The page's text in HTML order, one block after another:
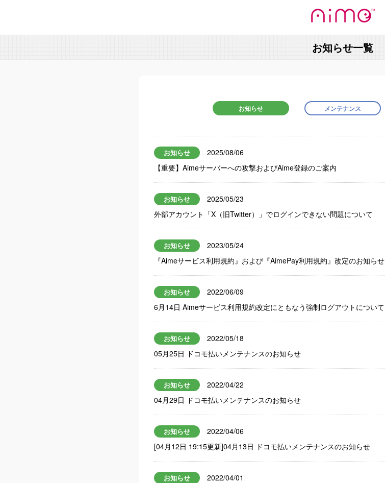
お知らせ一覧
お知らせ メンテナンス
お知らせ
2025/08/06
【重要】Aimeサーバーへの攻撃およびAime登録のご案内
お知らせ
2025/05/23
外部アカウント「X（旧Twitter）」でログインできない問題について
お知らせ
2023/05/24
『Aimeサービス利用規約』および『AimePay利用規約』改定のお知らせ
お知らせ
2022/06/09
6月14日 Aimeサービス利用規約改定にともなう強制ログアウトについて
お知らせ
2022/05/18
05月25日 ドコモ払いメンテナンスのお知らせ
お知らせ
2022/04/22
04月29日 ドコモ払いメンテナンスのお知らせ
お知らせ
2022/04/06
[04月12日 19:15更新]04月13日 ドコモ払いメンテナンスのお知らせ
お知らせ
2022/04/01